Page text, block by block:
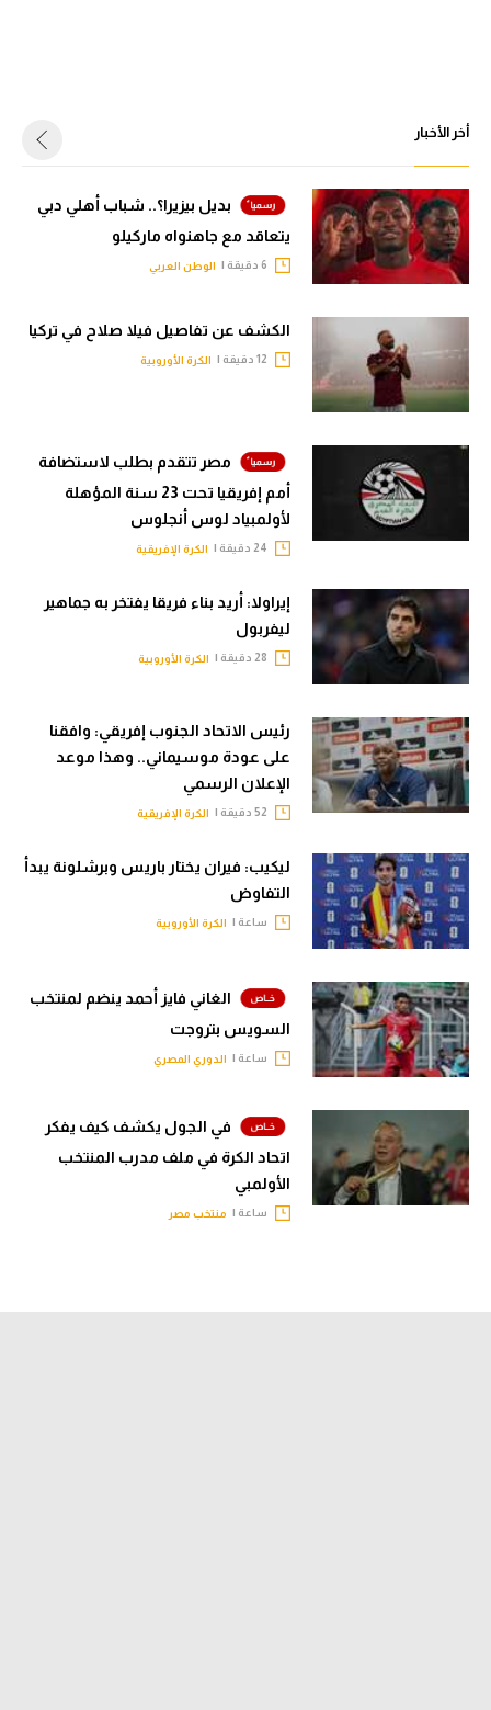
أخر الأخبار
بديل بيزيرا؟.. شباب أهلي دبي
يتعاقد مع جاهنواه ماركيلو
الوطن العربي
الكشف عن تفاصيل فيلا صلاح في تركيا
الكرة الأوروبية
مصر تتقدم بطلب لاستضافة
أمم إفريقيا تحت 23 سنة المؤهلة
لأولمبياد لوس أنجلوس
الكرة الإفريقية
إيراولا: أريد بناء فريقا يفتخر به جماهير
ليفربول
الكرة الأوروبية
رئيس الاتحاد الجنوب إفريقي: وافقنا
على عودة موسيماني.. وهذا موعد
الإعلان الرسمي
الكرة الإفريقية
ليكيب: فيران يختار باريس وبرشلونة يبدأ
التفاوض
ساعة | الكرة الأوروبية
الغاني فايز أحمد ينضم لمنتخب
السويس بتروجت
ساعة | الدوري المصري
في الجول يكشف كيف يفكر
اتحاد الكرة في ملف مدرب المنتخب
الأولمبي
ساعة | منتخب مصر